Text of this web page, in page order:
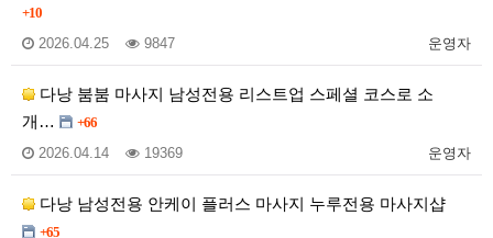
+10
운영자
2026.04.25 9847
다낭 붐붐 마사지 남성전용 리스트업 스페셜 코스로 소
개…
+66
운영자
2026.04.14 19369
다낭 남성전용 안케이 플러스 마사지 누루전용 마사지샵
+65